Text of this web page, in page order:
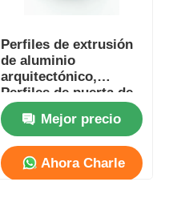
Perfiles de extrusión
de aluminio
arquitectónico,
Perfiles de puerta de
vidrio de aluminio
OEM
Mejor precio
Ahora Charle